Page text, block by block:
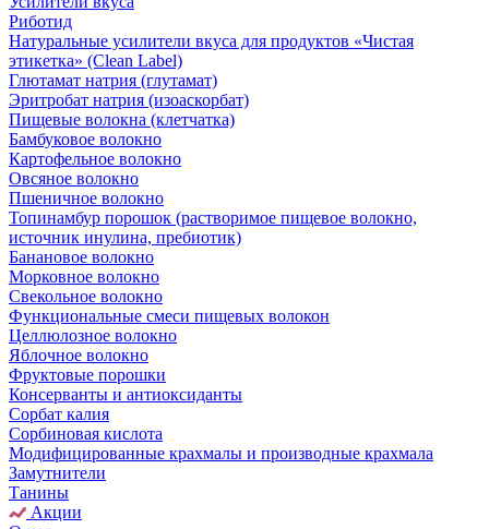
Риботид
Натуральные усилители вкуса для продуктов «Чистая
этикетка» (Clean Label)
Глютамат натрия (глутамат)
Эритробат натрия (изоаскорбат)
Пищевые волокна (клетчатка)
Бамбуковое волокно
Картофельное волокно
Овсяное волокно
Пшеничное волокно
Топинамбур порошок (растворимое пищевое волокно,
источник инулина, пребиотик)
Банановое волокно
Морковное волокно
Свекольное волокно
Функциональные смеси пищевых волокон
Целлюлозное волокно
Яблочное волокно
Фруктовые порошки
Консерванты и антиоксиданты
Сорбат калия
Сорбиновая кислота
Модифицированные крахмалы и производные крахмала
Замутнители
Танины
Акции